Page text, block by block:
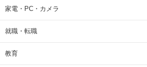
家電・PC・カメラ
就職・転職
教育